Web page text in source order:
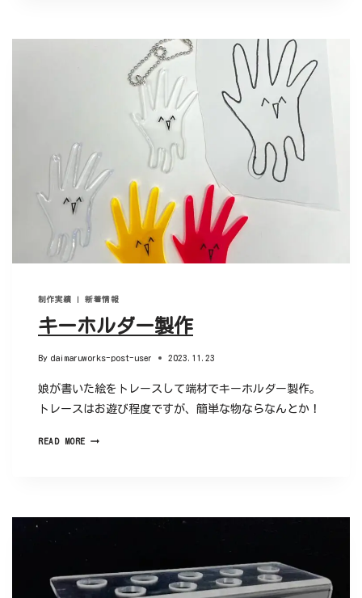
制作実績 |新着情報
キーホルダー製作
By daimaruworks-post-user 2023.11.23
娘が書いた絵をトレースして端材でキーホルダー製作。
トレースはお遊び程度ですが、簡単な物ならなんとか！
READ MORE